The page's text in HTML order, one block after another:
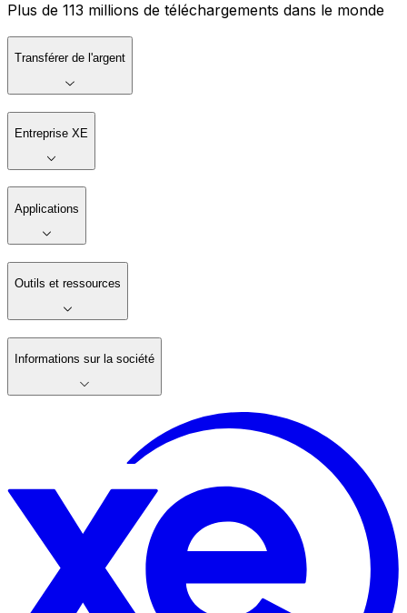
Plus de 113 millions de téléchargements dans le monde
Transférer de l'argent
Entreprise XE
Applications
Outils et ressources
Informations sur la société